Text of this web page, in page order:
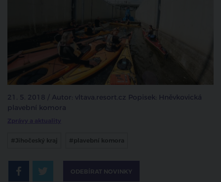
21. 5. 2018 / Autor: vltava.resort.cz Popisek: Hněvkovická
plavební komora
Zprávy a aktuality
#Jihočeský kraj #plavební komora
ODEBÍRAT NOVINKY